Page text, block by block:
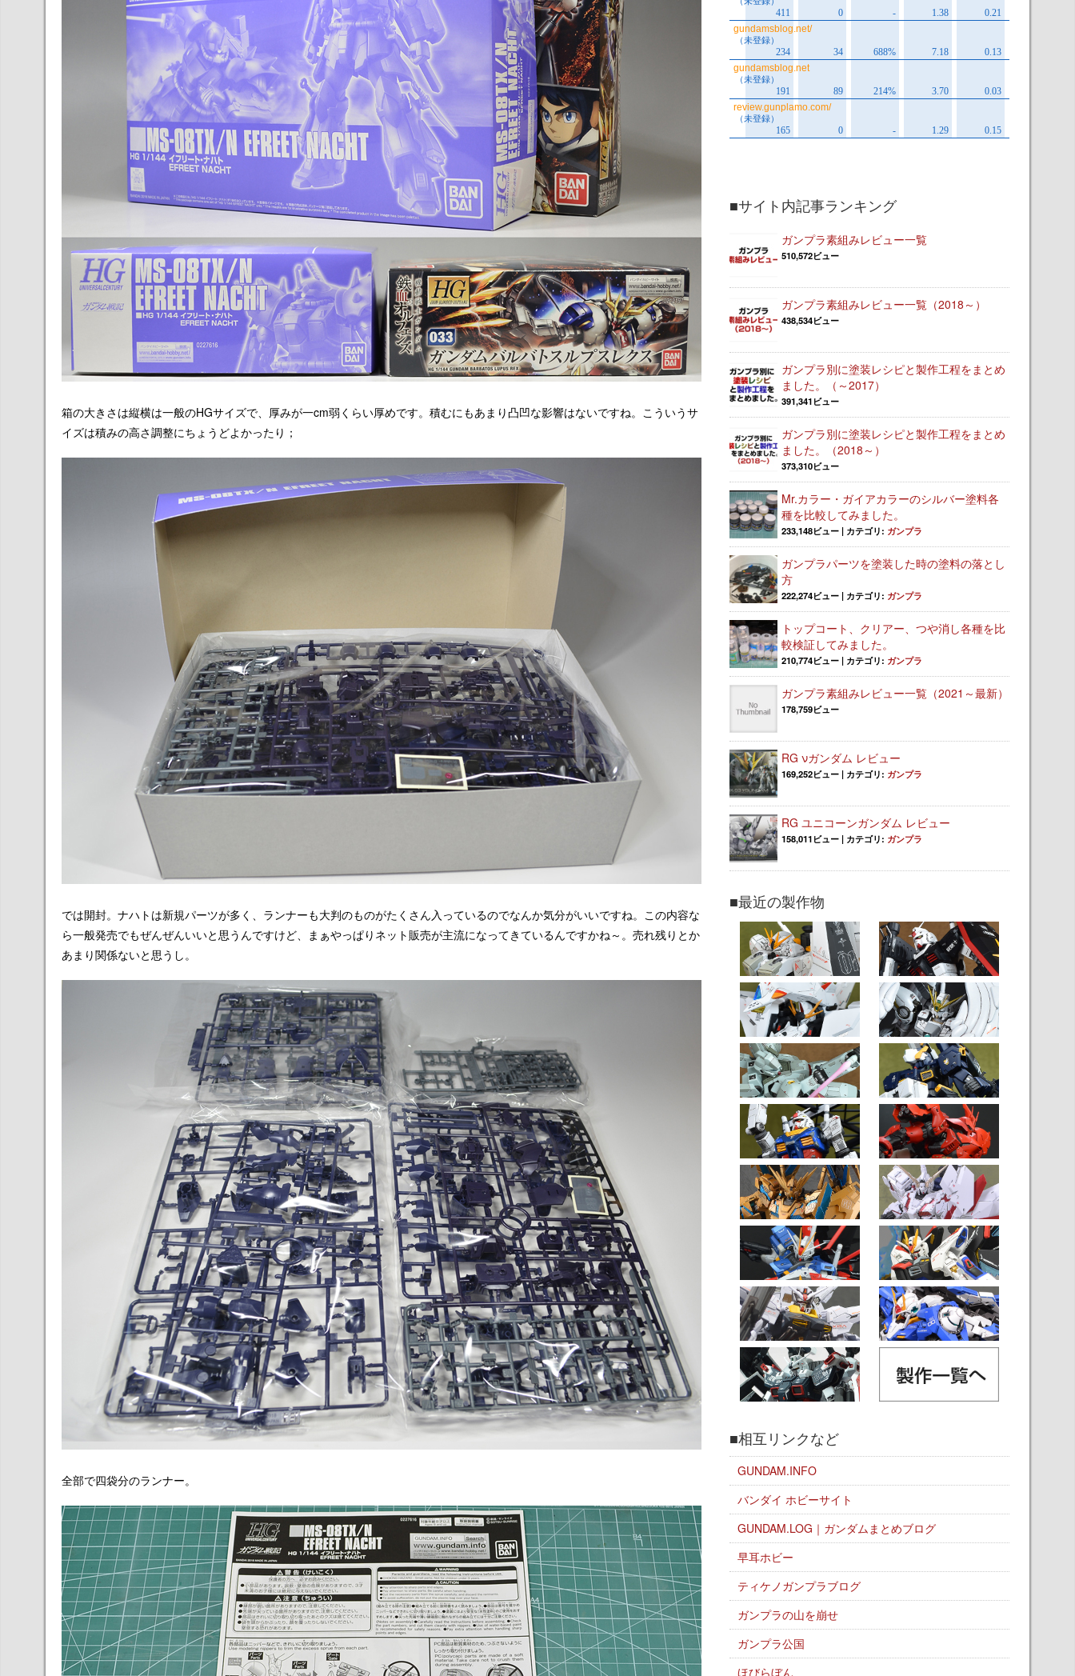
箱の大きさは縦横は一般のHGサイズで、厚みが一cm弱くらい厚めです。積むにもあまり凸凹な影響はないですね。こういうサ
イズは積みの高さ調整にちょうどよかったり；
では開封。ナハトは新規パーツが多く、ランナーも大判のものがたくさん入っているのでなんか気分がいいですね。この内容な
ら一般発売でもぜんぜんいいと思うんですけど、まぁやっぱりネット販売が主流になってきているんですかね～。売れ残りとか
あまり関係ないと思うし。
全部で四袋分のランナー。
■サイト内記事ランキング
ガンプラ素組みレビュー一覧
510,572ビュー
ガンプラ素組みレビュー一覧（2018～）
438,534ビュー
ガンプラ別に塗装レシピと製作工程をまとめ
ました。（～2017）
391,341ビュー
ガンプラ別に塗装レシピと製作工程をまとめ
ました。（2018～）
373,310ビュー
Mr.カラー・ガイアカラーのシルバー塗料各
種を比較してみました。
233,148ビュー | カテゴリ: ガンプラ
ガンプラパーツを塗装した時の塗料の落とし
方
222,274ビュー | カテゴリ: ガンプラ
トップコート、クリアー、つや消し各種を比
較検証してみました。
210,774ビュー | カテゴリ: ガンプラ
ガンプラ素組みレビュー一覧（2021～最新）
178,759ビュー
RG νガンダム レビュー
169,252ビュー | カテゴリ: ガンプラ
RG ユニコーンガンダム レビュー
158,011ビュー | カテゴリ: ガンプラ
■最近の製作物
■相互リンクなど
GUNDAM.INFO
バンダイ ホビーサイト
GUNDAM.LOG｜ガンダムまとめブログ
早耳ホビー
ティケノガンプラブログ
ガンプラの山を崩せ
ガンプラ公国
ほびらぼん